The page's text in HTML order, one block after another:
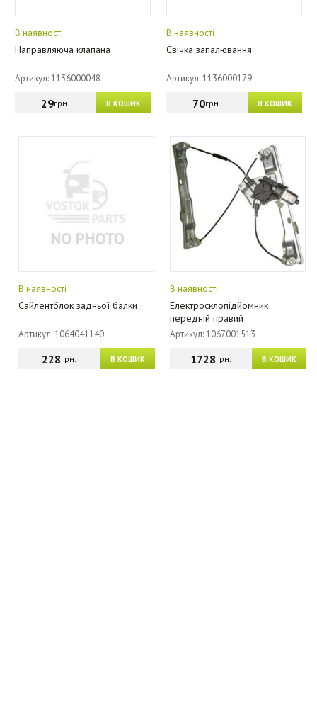
В наявності
Направляюча клапана
Артикул: 1136000048
В КОШИК
29грн.
В наявності
Свічка запалювання
Артикул: 1136000179
В КОШИК
70грн.
В наявності
Сайлентблок задньої балки
Артикул: 1064041140
В КОШИК
228грн.
В наявності
Електросклопідйомник
передній правий
Артикул: 1067001513
В КОШИК
1728грн.